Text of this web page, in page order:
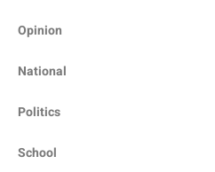
Opinion
National
Politics
School